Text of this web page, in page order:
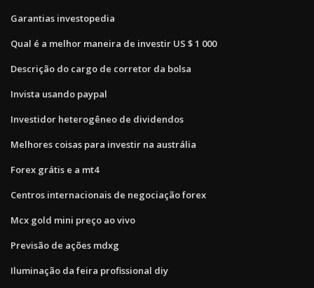
Garantias investopedia
Qual é a melhor maneira de investir US $ 1 000
Descrição do cargo de corretor da bolsa
Invista usando paypal
Investidor heterogêneo de dividendos
Melhores coisas para investir na austrália
Forex grátis e a mt4
Centros internacionais de negociação forex
Mcx gold mini preço ao vivo
Previsão de ações mdxg
Iluminação da feira profissional diy